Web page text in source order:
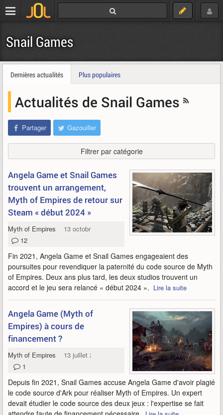
Snail Games
Dernières actualités Plus populaires
Actualités de Snail Games
Partager Gazouiller
Filtrer par catégorie
Angela Game et Snail Games
trouvent un arrangement,
Myth of Empires de retour sur
Steam « début 2024 »
Myth of Empires
13 octobre 2023
12
Fin 2021, Angela Game et Snail Games engageaient des
poursuites pour revendiquer la paternité du code source de Myth
of Empires. Deux ans plus tard, les deux studios trouvent un
accord et le jeu sera relancé « début 2024 ». Lire la suite
Angela Game (Myth of
Empires) à cours de
financement ?
Myth of Empires
13 juillet 2022
1
Depuis fin 2021, Snail Games accuse Angela Game d'avoir plagié
le code source d'Ark pour réaliser Myth of Empires. Un expert
devait étudier le code source des deux jeux : l'expertise se fait